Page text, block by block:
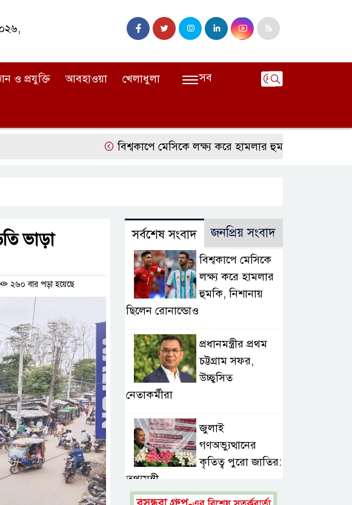
ও প্রযুক্তি আবহাওয়া খেলাধুলা সব
বিশ্বকাপে মেসিকে লক্ষ্য করে হামলার হুমকি, নিশানায় ছিলেন
ভাড়া
২৬০ বার পড়া হয়েছে
সর্বশেষ সংবাদ জনপ্রিয় সংবাদ
বিশ্বকাপে মেসিকে
লক্ষ্য করে হামলার
হুমকি, নিশানায়
ছিলেন রোনাল্ডোও
প্রধানমন্ত্রীর প্রথম
চট্টগ্রাম সফর,
উচ্ছ্বসিত
নেতাকর্মীরা
জুলাই
গণঅভ্যুত্থানের
কৃতিত্ব পুরো জাতির:
তথ্যমন্ত্রী